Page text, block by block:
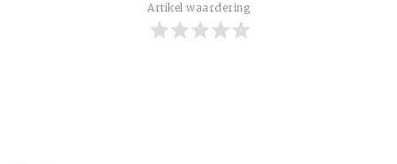
Artikel waardering